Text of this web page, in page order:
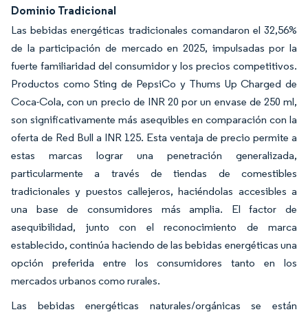
Dominio Tradicional
Las bebidas energéticas tradicionales comandaron el 32,56%
de la participación de mercado en 2025, impulsadas por la
fuerte familiaridad del consumidor y los precios competitivos.
Productos como Sting de PepsiCo y Thums Up Charged de
Coca-Cola, con un precio de INR 20 por un envase de 250 ml,
son significativamente más asequibles en comparación con la
oferta de Red Bull a INR 125. Esta ventaja de precio permite a
estas marcas lograr una penetración generalizada,
particularmente a través de tiendas de comestibles
tradicionales y puestos callejeros, haciéndolas accesibles a
una base de consumidores más amplia. El factor de
asequibilidad, junto con el reconocimiento de marca
establecido, continúa haciendo de las bebidas energéticas una
opción preferida entre los consumidores tanto en los
mercados urbanos como rurales.
Las bebidas energéticas naturales/orgánicas se están